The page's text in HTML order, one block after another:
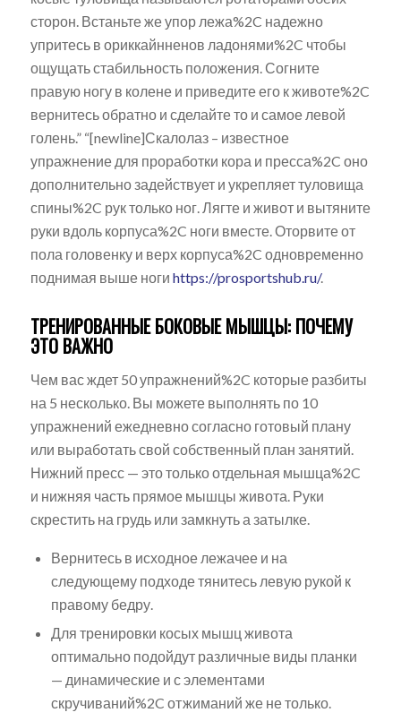
сторон. Встаньте же упор лежа%2C надежно
упритесь в ориккайнненов ладонями%2C чтобы
ощущать стабильность положения. Согните
правую ногу в колене и приведите его к животе%2C
вернитесь обратно и сделайте то и самое левой
голень.” “[newline]Скалолаз – известное
упражнение для проработки кора и пресса%2C оно
дополнительно задействует и укрепляет туловища
спины%2C рук только ног. Лягте и живот и вытяните
руки вдоль корпуса%2C ноги вместе. Оторвите от
пола головенку и верх корпуса%2C одновременно
поднимая выше ноги https://prosportshub.ru/.
ТРЕНИРОВАННЫЕ БОКОВЫЕ МЫШЦЫ: ПОЧЕМУ
ЭТО ВАЖНО
Чем вас ждет 50 упражнений%2C которые разбиты
на 5 несколько. Вы можете выполнять по 10
упражнений ежедневно согласно готовый плану
или выработать свой собственный план занятий.
Нижний пресс — это только отдельная мышца%2C
и нижняя часть прямое мышцы живота. Руки
скрестить на грудь или замкнуть а затылке.
Вернитесь в исходное лежачее и на
следующему подходе тянитесь левую рукой к
правому бедру.
Для тренировки косых мышц живота
оптимально подойдут различные виды планки
— динамические и с элементами
скручиваний%2C отжиманий же не только.